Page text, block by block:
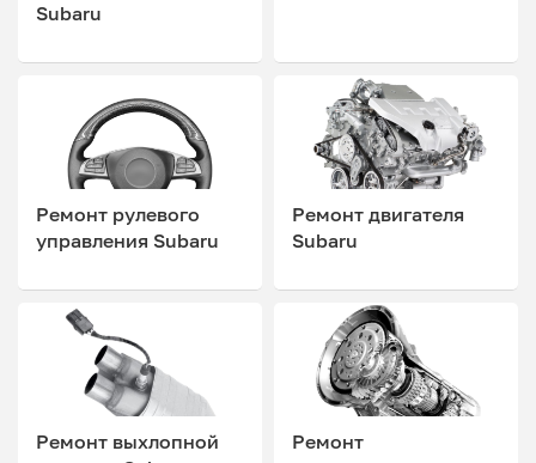
Subaru
Ремонт рулевого
управления Subaru
Ремонт двигателя
Subaru
Ремонт выхлопной
Ремонт